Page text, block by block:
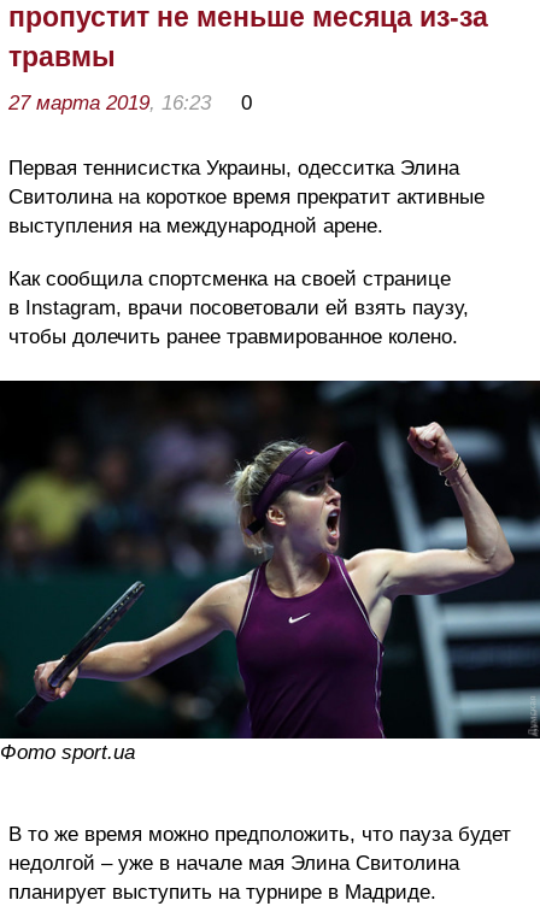
пропустит не меньше месяца из-за
травмы
27 марта 2019, 16:23 0
Первая теннисистка Украины, одесситка Элина
Свитолина на короткое время прекратит активные
выступления на международной арене.
Как сообщила спортсменка на своей странице
в Instagram, врачи посоветовали ей взять паузу,
чтобы долечить ранее травмированное колено.
Фото sport.ua
В то же время можно предположить, что пауза будет
недолгой – уже в начале мая Элина Свитолина
планирует выступить на турнире в Мадриде.